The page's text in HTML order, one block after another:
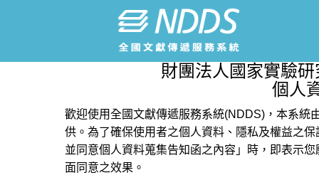
財團法人國家實驗
個人
歡迎使用全國文獻傳遞服務系統(NDDS)，本系統
供。為了確保使用者之個人資料、隱私及權益之
並同意個人資料蒐集告知函之內容」時，即表示
面同意之效果。